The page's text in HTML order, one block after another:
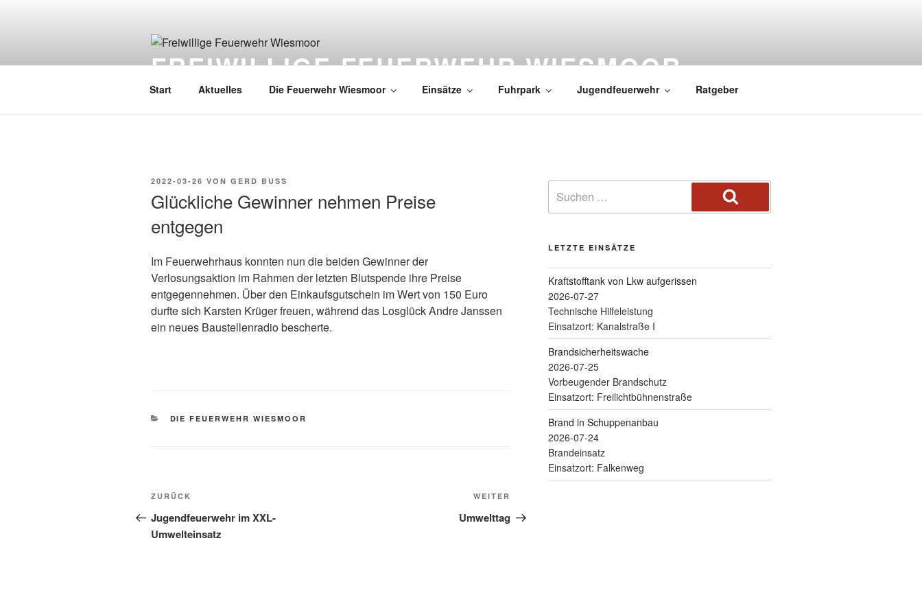
FREIWILLIGE FEUERWEHR WIESMOOR
Start Aktuelles Die Feuerwehr Wiesmoor Einsätze Fuhrpark Jugendfeuerwehr Ratgeber
2022-03-26 VON GERD BUSS
Glückliche Gewinner nehmen Preise
entgegen
Im Feuerwehrhaus konnten nun die beiden Gewinner der
Verlosungsaktion im Rahmen der letzten Blutspende ihre Preise
entgegennehmen. Über den Einkaufsgutschein im Wert von 150 Euro
durfte sich Karsten Krüger freuen, während das Losglück Andre Janssen
ein neues Baustellenradio bescherte.
DIE FEUERWEHR WIESMOOR
ZURÜCK
Jugendfeuerwehr im XXL-
Umwelteinsatz
WEITER
Umwelttag
LETZTE EINSÄTZE
Kraftstofftank von Lkw aufgerissen
2026-07-27
Technische Hilfeleistung
Einsatzort: Kanalstraße I
Brandsicherheitswache
2026-07-25
Vorbeugender Brandschutz
Einsatzort: Freilichtbühnenstraße
Brand in Schuppenanbau
2026-07-24
Brandeinsatz
Einsatzort: Falkenweg